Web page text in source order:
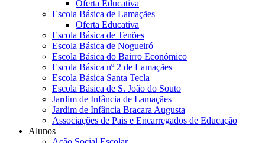
Oferta Educativa
Escola Básica de Lamaçães
Oferta Educativa
Escola Básica de Tenões
Escola Básica de Nogueiró
Escola Básica do Bairro Económico
Escola Básica nº 2 de Lamaçães
Escola Básica Santa Tecla
Escola Básica de S. João do Souto
Jardim de Infância de Lamaçães
Jardim de Infância Bracara Augusta
Associações de Pais e Encarregados de Educação
Alunos